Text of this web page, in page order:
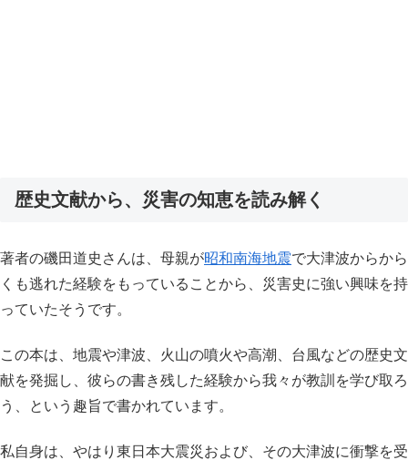
歴史文献から、災害の知恵を読み解く
著者の磯田道史さんは、母親が昭和南海地震で大津波からから
くも逃れた経験をもっていることから、災害史に強い興味を持
っていたそうです。
この本は、地震や津波、火山の噴火や高潮、台風などの歴史文
献を発掘し、彼らの書き残した経験から我々が教訓を学び取ろ
う、という趣旨で書かれています。
私自身は、やはり東日本大震災および、その大津波に衝撃を受